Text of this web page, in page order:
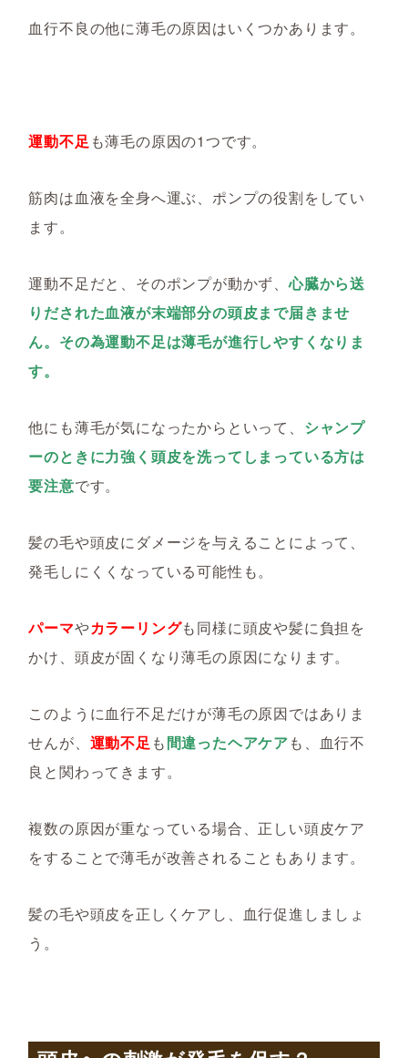
血行不良の他に薄毛の原因はいくつかあります。
運動不足も薄毛の原因の1つです。
筋肉は血液を全身へ運ぶ、ポンプの役割をしてい
ます。
運動不足だと、そのポンプが動かず、心臓から送
りだされた血液が末端部分の頭皮まで届きませ
ん。その為運動不足は薄毛が進行しやすくなりま
す。
他にも薄毛が気になったからといって、 シャンプ
ーのときに力強く頭皮を洗ってしまっている方は
要注意です。
髪の毛や頭皮にダメージを与えることによって、
発毛しにくくなっている可能性も。
パーマやカラーリングも同様に頭皮や髪に負担を
かけ、頭皮が固くなり薄毛の原因になります。
このように血行不足だけが薄毛の原因ではありま
せんが、 運動不足も間違ったヘアケアも、血行不
良と関わってきます。
複数の原因が重なっている場合、正しい頭皮ケア
をすることで薄毛が改善されることもあります。
髪の毛や頭皮を正しくケアし、血行促進しましょ
う。